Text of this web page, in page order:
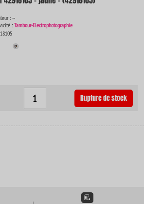
: --
:Tambour-Electrophotographie
Rupture de stock